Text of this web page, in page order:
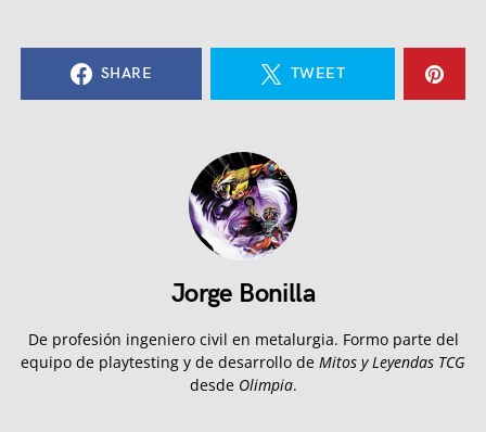
SHARE TWEET
Jorge Bonilla
De profesión ingeniero civil en metalurgia. Formo parte del
equipo de playtesting y de desarrollo de Mitos y Leyendas TCG
desde Olimpia.